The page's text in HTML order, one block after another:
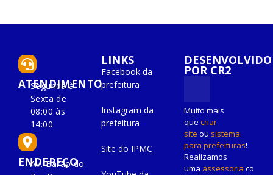
ATENDIMENTO
Segunda à
Sexta de
08:00 às
14:00
ENDEREÇO
Av. Barão do
LINKS
Facebook da
prefeitura
Instagram da
prefeitura
Site do IPMC
DESENVOLVIDO
POR CR2
Muito mais
que criar
site ou sistema
para prefeituras!
Realizamos
uma assessoria co